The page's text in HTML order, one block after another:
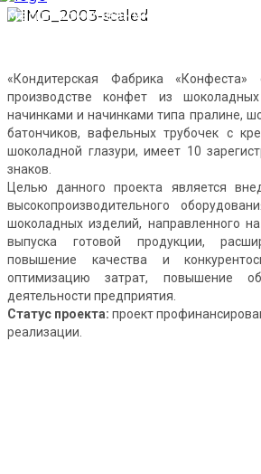
масштабированию
«Кондитерская Фабрика «Конфеста»
производстве конфет из
начинками и начинками типа пралине,
батончиков, вафельных трубочек с
шоколадной глазури, имеет 10
знаков.
Целью данного проекта является
высокопроизводительного
шоколадных изделий, направленного
выпуска готовой продукции,
повышение качества и
оптимизацию затрат, повышение
деятельности предприятия.
Статус проекта: проект
реализации.